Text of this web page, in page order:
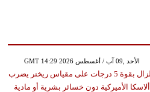
GMT 14:29 2026 الأحد ,09 آب / أغسطس
زلزال بقوة 5 درجات على مقياس ريختر يضرب
ألاسكا الأميركية دون خسائر بشرية أو مادية